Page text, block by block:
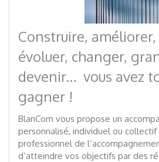
Construire,
évoluer, changer,
devenir… vous avez
gagner !
BlanCom vous propose un
personnalisé, individuel ou collectif
professionnel de
d’atteindre vos objectifs par des